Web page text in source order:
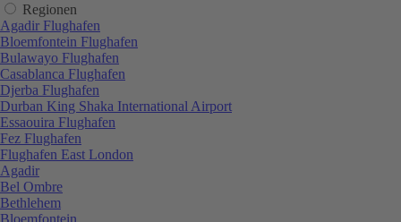
Regionen
Agadir Flughafen
Bloemfontein Flughafen
Bulawayo Flughafen
Casablanca Flughafen
Djerba Flughafen
Durban King Shaka International Airport
Essaouira Flughafen
Fez Flughafen
Flughafen East London
Agadir
Bel Ombre
Bethlehem
Bloemfontein